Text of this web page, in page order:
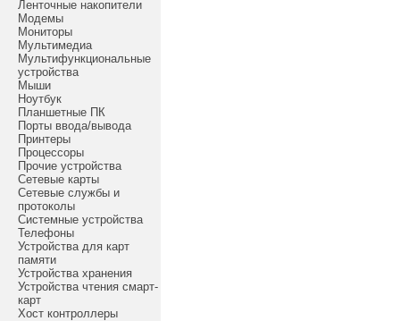
Ленточные накопители
Модемы
Мониторы
Мультимедиа
Мультифункциональные
устройства
Мыши
Ноутбук
Планшетные ПК
Порты ввода/вывода
Принтеры
Процессоры
Прочие устройства
Сетевые карты
Сетевые службы и
протоколы
Системные устройства
Телефоны
Устройства для карт
памяти
Устройства хранения
Устройства чтения смарт-
карт
Хост контроллеры